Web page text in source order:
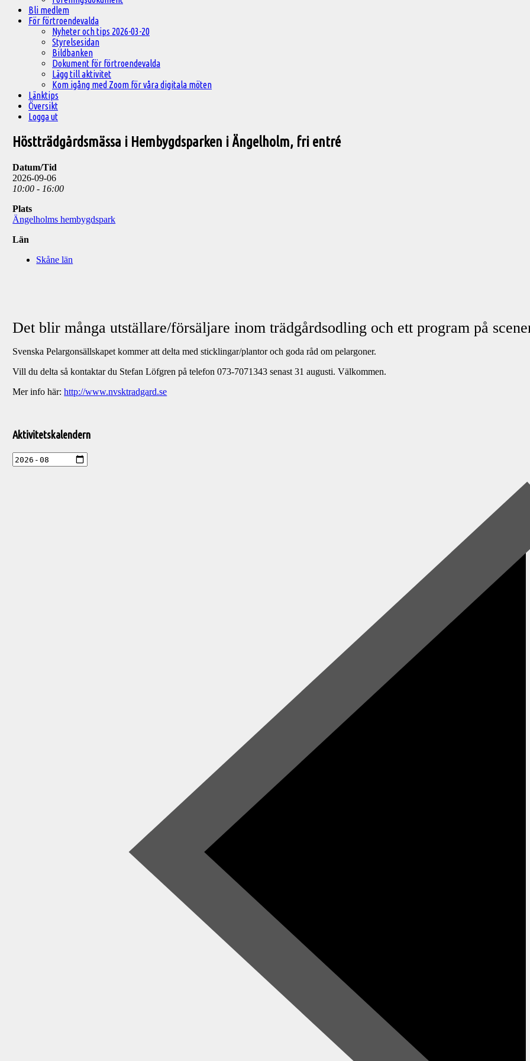
Bli medlem
För förtroendevalda
Nyheter och tips 2026-03-20
Styrelsesidan
Bildbanken
Dokument för förtroendevalda
Lägg till aktivitet
Kom igång med Zoom för våra digitala möten
Länktips
Översikt
Logga ut
Höstträdgårdsmässa i Hembygdsparken i Ängelholm, fri entré
Datum/Tid
2026-09-06
10:00 - 16:00
Plats
Ängelholms hembygdspark
Län
Skåne län
Det blir många utställare/försäljare inom trädgårdsodling och ett program på
Svenska Pelargonsällskapet kommer att delta med sticklingar/plantor och goda råd om pelargoner.
Vill du delta så kontaktar du Stefan Löfgren på telefon 073-7071343 senast 31 augusti. Välkommen.
Mer info här:http://www.nvsktradgard.se
till
aktiviteter
Aktivitetskalendern